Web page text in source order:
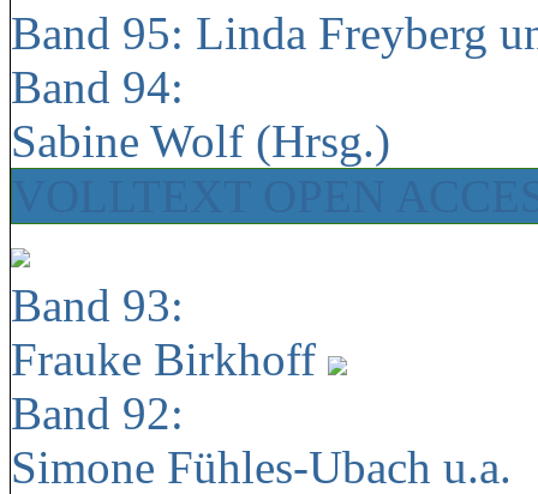
Band 95: Linda Freyberg
Band 94:
Sabine Wolf (Hrsg.)
Band 93:
Frauke Birkhoff
Band 92:
Simone Fühles-Ubach u.a.